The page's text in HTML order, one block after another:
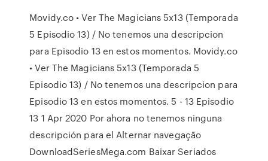
Movidy.co • Ver The Magicians 5x13 (Temporada
5 Episodio 13) / No tenemos una descripcion
para Episodio 13 en estos momentos. Movidy.co
• Ver The Magicians 5x13 (Temporada 5
Episodio 13) / No tenemos una descripcion para
Episodio 13 en estos momentos. 5 - 13 Episodio
13 1 Apr 2020 Por ahora no tenemos ninguna
descripción para el Alternar navegação
DownloadSeriesMega.com Baixar Seriados